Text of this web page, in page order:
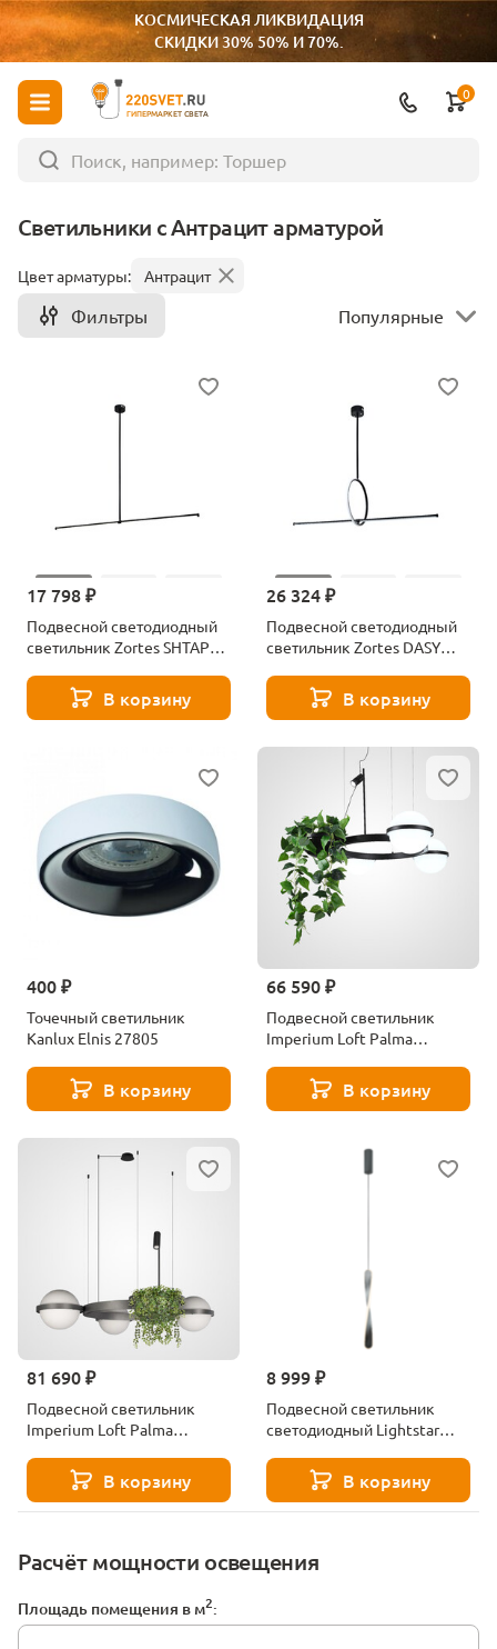
КОСМИЧЕСКАЯ ЛИКВИДАЦИЯ
СКИДКИ 30% 50% И 70%.
ГИПЕРМАРКЕТ СВЕТА
0
Светильники с Антрацит арматурой
Расчёт мощности освещения
Площадь помещения в м2:
Цвет арматуры: Антрацит
Фильтры Популярные
17 798 ₽
Подвесной светодиодный
светильник Zortes SHTAP
В корзину
26 324 ₽
Подвесной светодиодный
светильник Zortes DASY
В корзину
400 ₽
Точечный светильник
Kanlux Elnis 27805
В корзину
66 590 ₽
Подвесной светильник
Imperium Loft Palma
В корзину
81 690 ₽
Подвесной светильник
Imperium Loft Palma
В корзину
8 999 ₽
Подвесной светильник
светодиодный Lightstar
В корзину